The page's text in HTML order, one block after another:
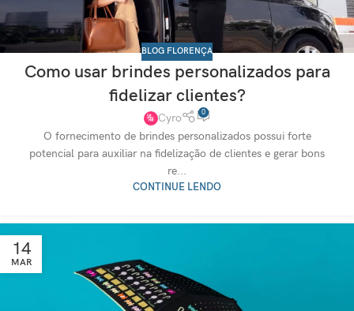
BLOG FLORENÇA
Como usar brindes personalizados para
fidelizar clientes?
Cyro 0
O fornecimento de brindes personalizados possui forte
potencial para auxiliar na fidelização de clientes e gerar bons
re...
CONTINUE LENDO
14
MAR